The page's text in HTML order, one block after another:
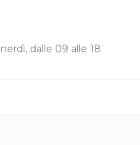
dalle 09 alle 18